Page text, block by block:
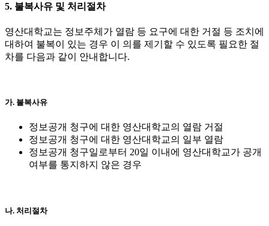
5. 불복사유 및 처리절차
영산대학교는 정보주체가 열람 등 요구에 대한 거절 등 조치에
대하여 불복이 있는 경우 이 의를 제기할 수 있도록 필요한 절
차를 다음과 같이 안내합니다.
가. 불복사유
정보공개 청구에 대한 영산대학교의 열람 거절
정보공개 청구에 대한 영산대학교의 일부 열람
정보공개 청구일로부터 20일 이내에 영산대학교가 공개
여부를 통지하지 않은 경우
나. 처리절차